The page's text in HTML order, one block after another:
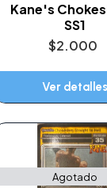
Kane's
SS1
$2.000
Ver detalles
Agotado